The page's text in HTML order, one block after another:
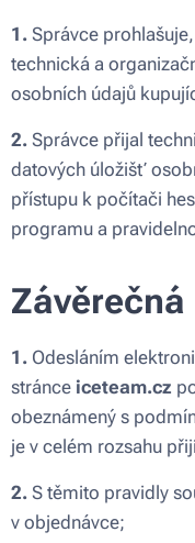
1. Správce
technická a
osobních údajů
2. Správce přijal
datových úložišť
přístupu k počítači
programu a
1. Odesláním
stránce iceteam.cz
obeznámený s
je v celém rozsahu
2. S těmito pravidly
v objednávce;